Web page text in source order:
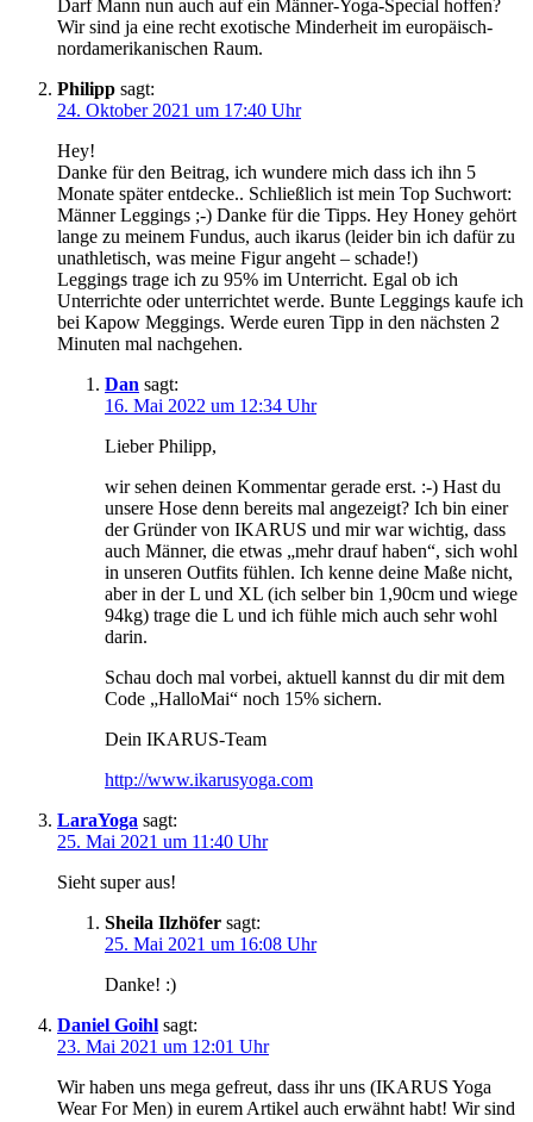
Darf Mann nun auch auf ein Männer-Yoga-Special hoffen?
Wir sind ja eine recht exotische Minderheit im europäisch-
nordamerikanischen Raum.
Philipp sagt:
24. Oktober 2021 um 17:40 Uhr
Hey!
Danke für den Beitrag, ich wundere mich dass ich ihn 5
Monate später entdecke.. Schließlich ist mein Top Suchwort:
Männer Leggings ;-) Danke für die Tipps. Hey Honey gehört
lange zu meinem Fundus, auch ikarus (leider bin ich dafür zu
unathletisch, was meine Figur angeht – schade!)
Leggings trage ich zu 95% im Unterricht. Egal ob ich
Unterrichte oder unterrichtet werde. Bunte Leggings kaufe ich
bei Kapow Meggings. Werde euren Tipp in den nächsten 2
Minuten mal nachgehen.
Dan sagt:
16. Mai 2022 um 12:34 Uhr
Lieber Philipp,
wir sehen deinen Kommentar gerade erst. :-) Hast du
unsere Hose denn bereits mal angezeigt? Ich bin einer
der Gründer von IKARUS und mir war wichtig, dass
auch Männer, die etwas „mehr drauf haben“, sich wohl
in unseren Outfits fühlen. Ich kenne deine Maße nicht,
aber in der L und XL (ich selber bin 1,90cm und wiege
94kg) trage die L und ich fühle mich auch sehr wohl
darin.
Schau doch mal vorbei, aktuell kannst du dir mit dem
Code „HalloMai“ noch 15% sichern.
Dein IKARUS-Team
http://www.ikarusyoga.com
LaraYoga sagt:
25. Mai 2021 um 11:40 Uhr
Sieht super aus!
Sheila Ilzhöfer sagt:
25. Mai 2021 um 16:08 Uhr
Danke! :)
Daniel Goihl sagt:
23. Mai 2021 um 12:01 Uhr
Wir haben uns mega gefreut, dass ihr uns (IKARUS Yoga
Wear For Men) in eurem Artikel auch erwähnt habt! Wir sind